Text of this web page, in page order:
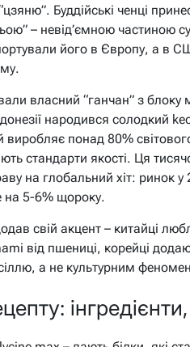
Буддійські ченці
– невід’ємною частиною
його в Європу, а в
власний “ганчан” з
народився солодкий
виробляє понад 80%
стандарти якості. Ця
на глобальний хіт: ринок у
на 5-6% щороку.
свій акцент – китайці
від пшениці, корейці
а не культурним